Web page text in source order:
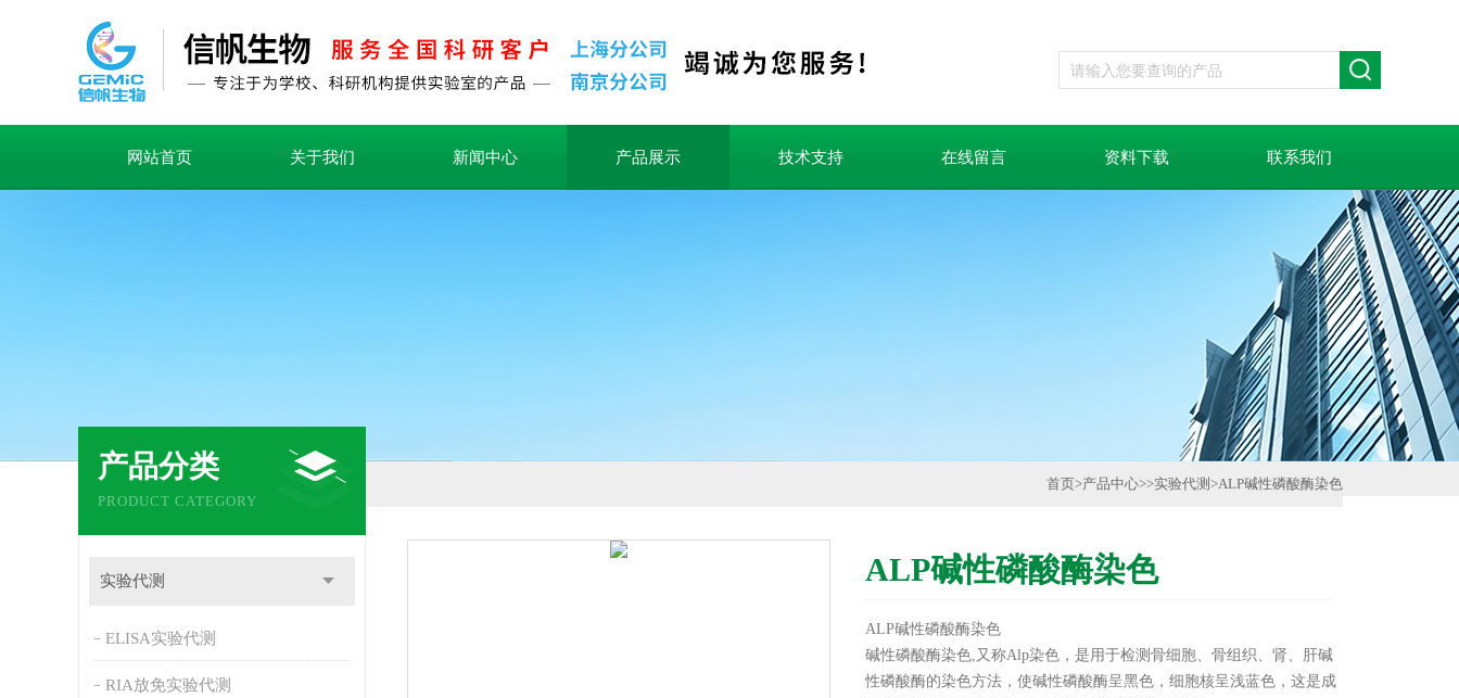
网站首页 关于我们 新闻中心 产品展示 技术支持 在线留言 资料下载 联系我们
产品分类
PRODUCT CATEGORY
实验代测
ELISA实验代测
RIA放免实验代测
首页>产品中心>>实验代测 >ALP碱性磷酸酶染色
ALP碱性磷酸酶染色
ALP碱性磷酸酶染色
碱性磷酸酶染色,又称Alp染色，是用于检测骨细胞、骨组织、肾、肝碱
性磷酸酶的染色方法，使碱性磷酸酶呈黑色，细胞核呈浅蓝色，这是成